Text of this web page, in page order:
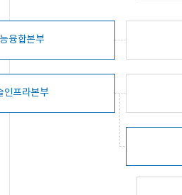
융합본부
인프라본부